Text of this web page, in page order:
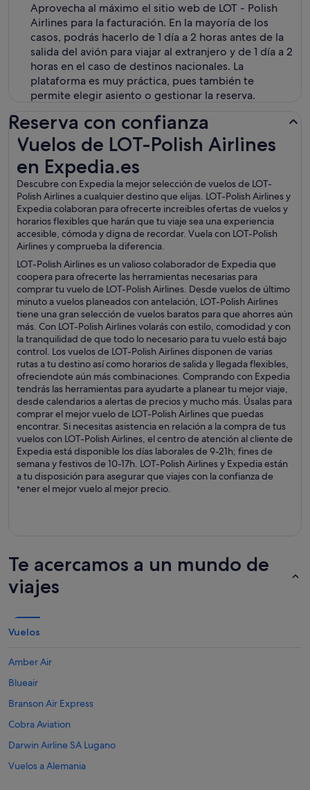
Aprovecha al máximo el sitio web de LOT - Polish
Airlines para la facturación. En la mayoría de los
casos, podrás hacerlo de 1 día a 2 horas antes de la
salida del avión para viajar al extranjero y de 1 día a 2
horas en el caso de destinos nacionales. La
plataforma es muy práctica, pues también te
permite elegir asiento o gestionar la reserva.
Reserva con confianza
Vuelos de LOT-Polish Airlines
en Expedia.es
Descubre con Expedia la mejor selección de vuelos de LOT-
Polish Airlines a cualquier destino que elijas. LOT-Polish Airlines y
Expedia colaboran para ofrecerte increibles ofertas de vuelos y
horarios flexibles que harán que tu viaje sea una experiencia
accesible, cómoda y digna de recordar. Vuela con LOT-Polish
Airlines y comprueba la diferencia.
LOT-Polish Airlines es un valioso colaborador de Expedia que
coopera para ofrecerte las herramientas necesarias para
comprar tu vuelo de LOT-Polish Airlines. Desde vuelos de último
minuto a vuelos planeados con antelación, LOT-Polish Airlines
tiene una gran selección de vuelos baratos para que ahorres aún
más. Con LOT-Polish Airlines volarás con estilo, comodidad y con
la tranquilidad de que todo lo necesario para tu vuelo está bajo
control. Los vuelos de LOT-Polish Airlines disponen de varias
rutas a tu destino así como horarios de salida y llegada flexibles,
ofreciendote aún más combinaciones. Comprando con Expedia
tendrás las herramientas para ayudarte a planear tu mejor viaje,
desde calendarios a alertas de precios y mucho más. Úsalas para
comprar el mejor vuelo de LOT-Polish Airlines que puedas
encontrar. Si necesitas asistencia en relación a la compra de tus
vuelos con LOT-Polish Airlines, el centro de atención al cliente de
Expedia está disponible los días laborales de 9-21h; fines de
semana y festivos de 10-17h. LOT-Polish Airlines y Expedia están
a tu disposición para asegurar que viajes con la confianza de
tener el mejor vuelo al mejor precio.
Vuelos de LOT-Polish Airlines en Expedia.es
Te acercamos a un mundo de
viajes
Vuelos
Amber Air
Blueair
Branson Air Express
Cobra Aviation
Darwin Airline SA Lugano
Vuelos a Alemania